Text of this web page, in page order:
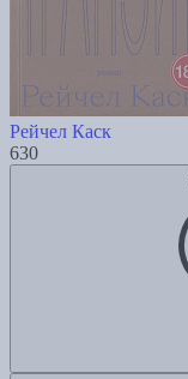
Рейчел Каск
630